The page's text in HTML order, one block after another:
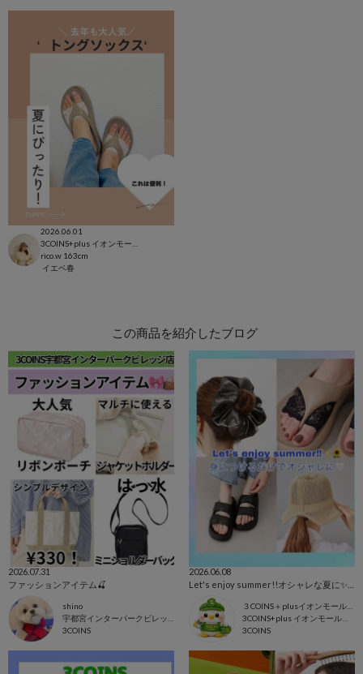
2026.06.01
rico.w 163cm
イエベ春
この商品を紹介したブログ
2026.07.31
ファッションアイテム🍒
shino
宇都宮インターパークビレッジ店
3COINS
2026.06.08
３COINS＋plusイオンモール上尾
3COINS+plus イオンモール上尾店
3COINS